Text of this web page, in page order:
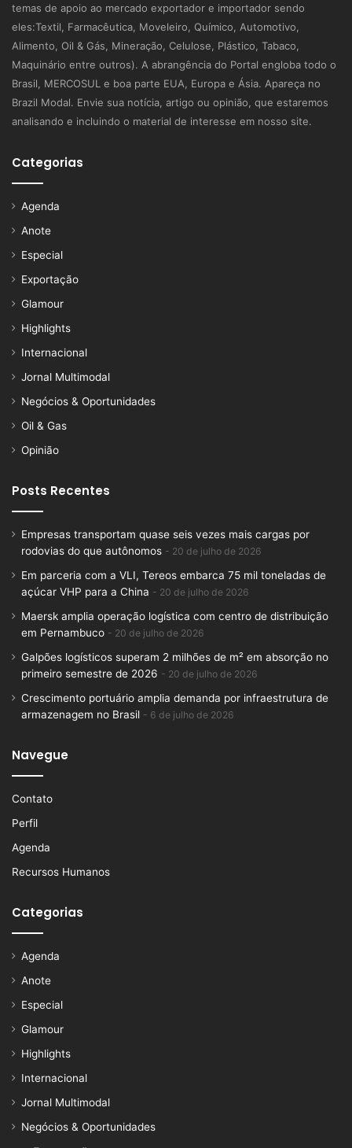
temas de apoio ao mercado exportador e importador sendo
eles:Textil, Farmacêutica, Moveleiro, Químico, Automotivo,
Alimento, Oil & Gás, Mineração, Celulose, Plástico, Tabaco,
Maquinário entre outros). A abrangência do Portal engloba todo o
Brasil, MERCOSUL e boa parte EUA, Europa e Ásia. Apareça no
Brazil Modal. Envie sua notícia, artigo ou opinião, que estaremos
analisando e incluindo o material de interesse em nosso site.
Categorias
Agenda
Anote
Especial
Exportação
Glamour
Highlights
Internacional
Jornal Multimodal
Negócios & Oportunidades
Oil & Gas
Opinião
Posts Recentes
Empresas transportam quase seis vezes mais cargas por
rodovias do que autônomos
20 de julho de 2026
Em parceria com a VLI, Tereos embarca 75 mil toneladas de
açúcar VHP para a China
20 de julho de 2026
Maersk amplia operação logística com centro de distribuição
em Pernambuco
20 de julho de 2026
Galpões logísticos superam 2 milhões de m² em absorção no
primeiro semestre de 2026
20 de julho de 2026
Crescimento portuário amplia demanda por infraestrutura de
armazenagem no Brasil
6 de julho de 2026
Navegue
Contato
Perfil
Agenda
Recursos Humanos
Categorias
Agenda
Anote
Especial
Glamour
Highlights
Internacional
Jornal Multimodal
Negócios & Oportunidades